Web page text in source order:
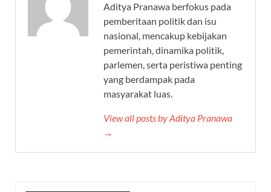
Aditya Pranawa berfokus pada
pemberitaan politik dan isu
nasional, mencakup kebijakan
pemerintah, dinamika politik,
parlemen, serta peristiwa penting
yang berdampak pada
masyarakat luas.
View all posts by Aditya Pranawa
→